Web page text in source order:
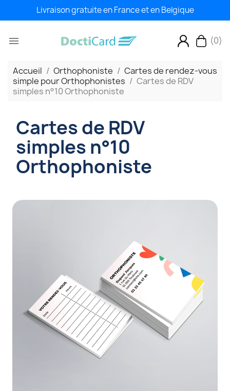
Livraison gratuite en France et en Belgique
 (0)
Accueil Orthophoniste
Cartes de rendez-vous
simple pour Orthophonistes
Cartes de RDV
simples n°10 Orthophoniste
Cartes de RDV
simples n°10
Orthophoniste